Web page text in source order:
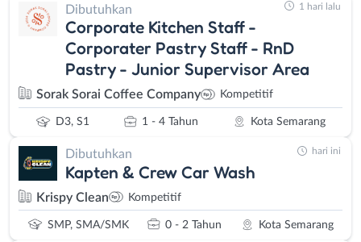
Dibutuhkan
Corporate Kitchen Staff -
Corporater Pastry Staff - RnD
Pastry - Junior Supervisor Area
Sorak Sorai Coffee Company Kompetitif
D3, S1 1 - 4 Tahun Kota Semarang
1 hari lalu
Dibutuhkan
Kapten & Crew Car Wash
Krispy Clean Kompetitif
SMP, SMA/SMK 0 - 2 Tahun Kota Semarang
hari ini